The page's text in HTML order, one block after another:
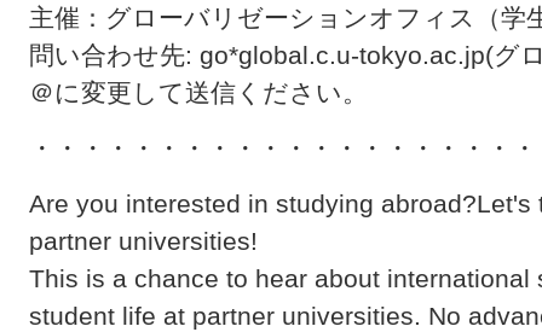
主催：グローバリゼーションオフィス（学
問い合わせ先: go*global.c.u-tokyo.ac.jp(グ
＠に変更して送信ください。
・・・・・・・・・・・・・・・・・・・
Are you interested in studying
partner universities!
This is a chance to hear about
student life at partner universities. No